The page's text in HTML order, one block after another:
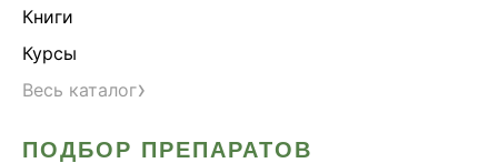
Книги
Курсы
Весь каталог›
ПОДБОР ПРЕПАРАТОВ